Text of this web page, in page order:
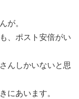
が。
、ポスト安倍がい
んしかいないと思
にあいます。